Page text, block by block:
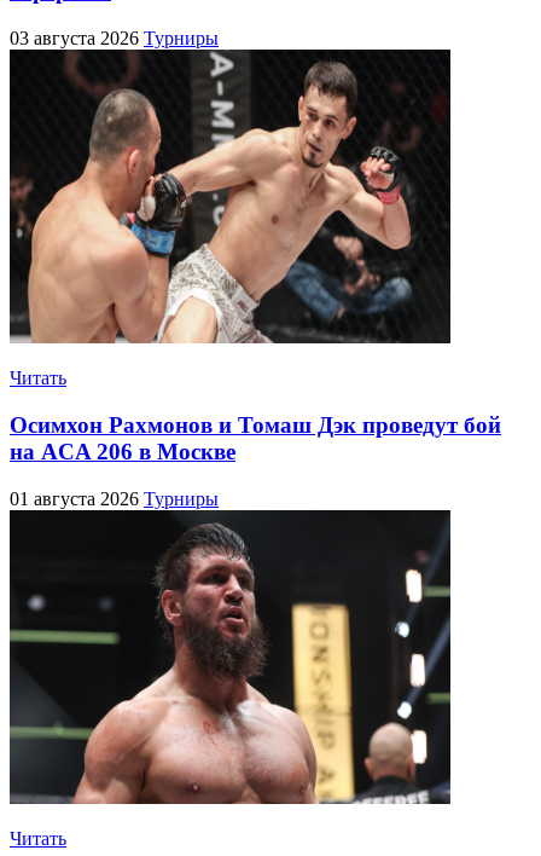
03 августа 2026 Турниры
Читать
Осимхон Рахмонов и Томаш Дэк проведут бой
на ACA 206 в Москве
01 августа 2026 Турниры
Читать